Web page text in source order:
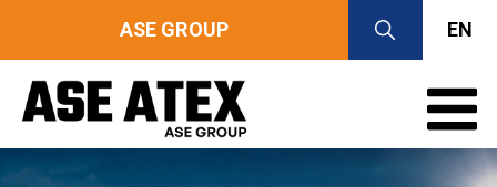
ASE GROUP EN